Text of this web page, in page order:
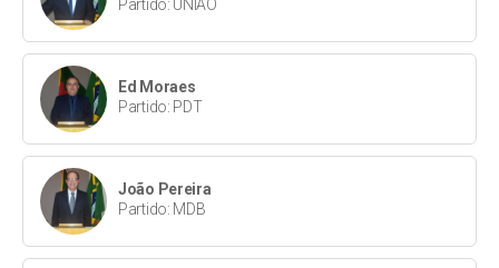
Partido: UNIÃO
Ed Moraes
Partido: PDT
João Pereira
Partido: MDB